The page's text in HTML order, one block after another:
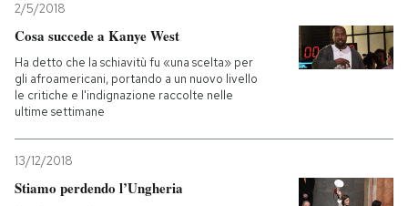
2/5/2018
Cosa succede a Kanye West
Ha detto che la schiavitù fu «una scelta» per
gli afroamericani, portando a un nuovo livello
le critiche e l'indignazione raccolte nelle
ultime settimane
13/12/2018
Stiamo perdendo l’Ungheria